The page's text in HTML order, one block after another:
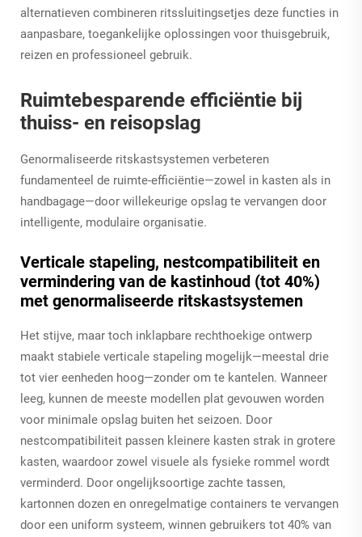
alternatieven combineren ritssluitingsetjes deze functies in
aanpasbare, toegankelijke oplossingen voor thuisgebruik,
reizen en professioneel gebruik.
Ruimtebesparende efficiëntie bij
thuiss- en reisopslag
Genormaliseerde ritskastsystemen verbeteren
fundamenteel de ruimte-efficiëntie—zowel in kasten als in
handbagage—door willekeurige opslag te vervangen door
intelligente, modulaire organisatie.
Verticale stapeling, nestcompatibiliteit en
vermindering van de kastinhoud (tot 40%)
met genormaliseerde ritskastsystemen
Het stijve, maar toch inklapbare rechthoekige ontwerp
maakt stabiele verticale stapeling mogelijk—meestal drie
tot vier eenheden hoog—zonder om te kantelen. Wanneer
leeg, kunnen de meeste modellen plat gevouwen worden
voor minimale opslag buiten het seizoen. Door
nestcompatibiliteit passen kleinere kasten strak in grotere
kasten, waardoor zowel visuele als fysieke rommel wordt
verminderd. Door ongelijksoortige zachte tassen,
kartonnen dozen en onregelmatige containers te vervangen
door een uniform systeem, winnen gebruikers tot 40% van